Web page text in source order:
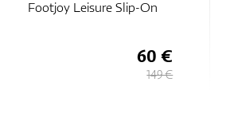
Footjoy Leisure Slip-On
60 €
149 €